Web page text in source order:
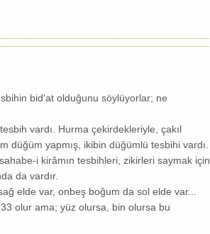
bid'at olduğunu söylüyorlar; ne
vardı. Hurma çekirdekleriyle, çakıl
düğüm yapmış, ikibin düğümlü tesbihi vardı.
i kirâmın tesbihleri, zikirleri saymak için
da vardır.
elde var, onbeş boğum da sol elde var...
olur ama; yüz olursa, bin olursa bu